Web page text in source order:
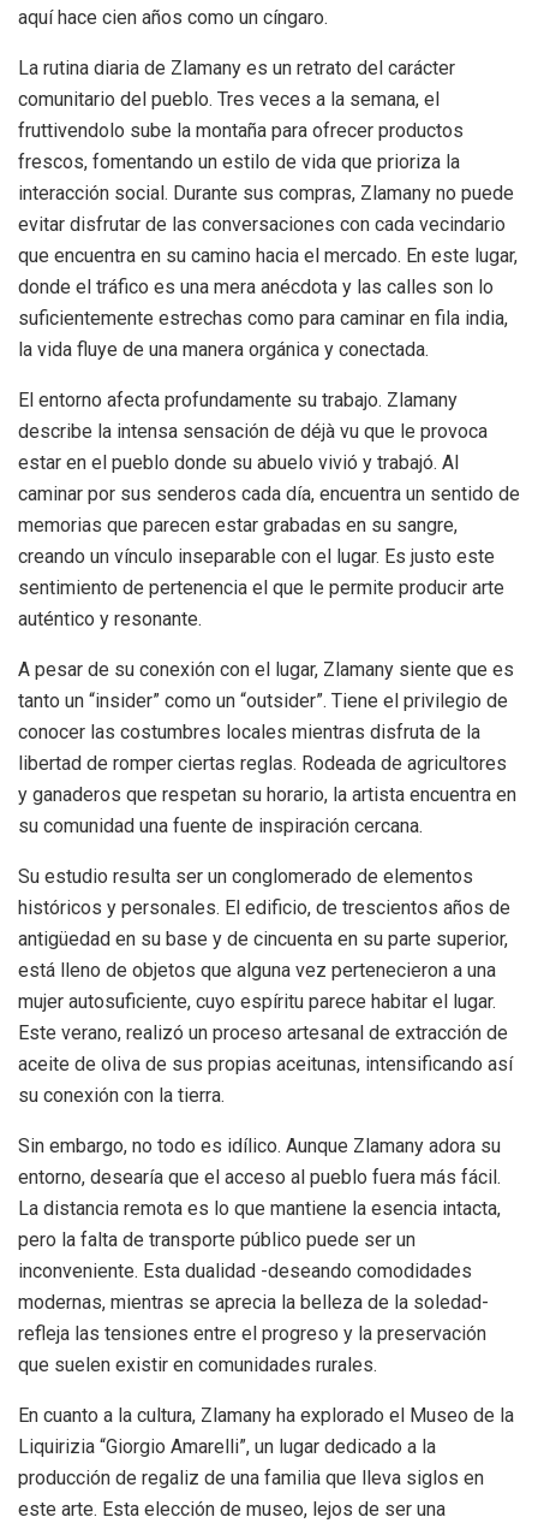
aquí hace cien años como un cíngaro.
La rutina diaria de Zlamany es un retrato del carácter
comunitario del pueblo. Tres veces a la semana, el
fruttivendolo sube la montaña para ofrecer productos
frescos, fomentando un estilo de vida que prioriza la
interacción social. Durante sus compras, Zlamany no puede
evitar disfrutar de las conversaciones con cada vecindario
que encuentra en su camino hacia el mercado. En este lugar,
donde el tráfico es una mera anécdota y las calles son lo
suficientemente estrechas como para caminar en fila india,
la vida fluye de una manera orgánica y conectada.
El entorno afecta profundamente su trabajo. Zlamany
describe la intensa sensación de déjà vu que le provoca
estar en el pueblo donde su abuelo vivió y trabajó. Al
caminar por sus senderos cada día, encuentra un sentido de
memorias que parecen estar grabadas en su sangre,
creando un vínculo inseparable con el lugar. Es justo este
sentimiento de pertenencia el que le permite producir arte
auténtico y resonante.
A pesar de su conexión con el lugar, Zlamany siente que es
tanto un “insider” como un “outsider”. Tiene el privilegio de
conocer las costumbres locales mientras disfruta de la
libertad de romper ciertas reglas. Rodeada de agricultores
y ganaderos que respetan su horario, la artista encuentra en
su comunidad una fuente de inspiración cercana.
Su estudio resulta ser un conglomerado de elementos
históricos y personales. El edificio, de trescientos años de
antigüedad en su base y de cincuenta en su parte superior,
está lleno de objetos que alguna vez pertenecieron a una
mujer autosuficiente, cuyo espíritu parece habitar el lugar.
Este verano, realizó un proceso artesanal de extracción de
aceite de oliva de sus propias aceitunas, intensificando así
su conexión con la tierra.
Sin embargo, no todo es idílico. Aunque Zlamany adora su
entorno, desearía que el acceso al pueblo fuera más fácil.
La distancia remota es lo que mantiene la esencia intacta,
pero la falta de transporte público puede ser un
inconveniente. Esta dualidad -deseando comodidades
modernas, mientras se aprecia la belleza de la soledad-
refleja las tensiones entre el progreso y la preservación
que suelen existir en comunidades rurales.
En cuanto a la cultura, Zlamany ha explorado el Museo de la
Liquirizia “Giorgio Amarelli”, un lugar dedicado a la
producción de regaliz de una familia que lleva siglos en
este arte. Esta elección de museo, lejos de ser una